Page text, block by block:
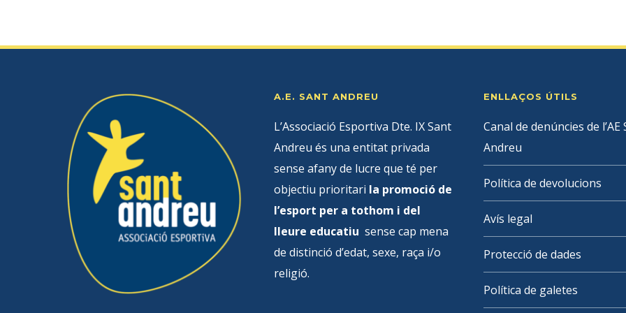
A.E. SANT ANDREU
L’Associació Esportiva Dte. IX Sant
Andreu és una entitat privada
sense afany de lucre que té per
objectiu prioritari la promoció de
l’esport per a tothom i del
lleure educatiu sense cap mena
de distinció d’edat, sexe, raça i/o
religió.
ENLLAÇOS ÚTILS
Canal de denúncies de l’AE
Andreu
Política de devolucions
Avís legal
Protecció de dades
Política de galetes